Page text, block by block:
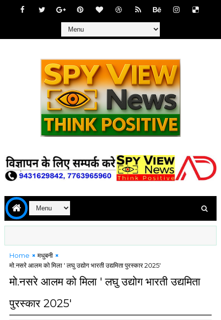
Home
मधुबनी
मो.नसरे आलम को मिला ' लघु उद्योग भारती उद्यमिता पुरस्कार 2025'
मो.नसरे आलम को मिला ' लघु उद्योग भारती उद्यमिता
पुरस्कार 2025'